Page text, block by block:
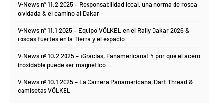
V-News nº 11.2 2025 – Responsabilidad local, una norma de rosca
olvidada & el camino al Dakar
V-News nº 11.1 2025 – Equipo VÖLKEL en el Rally Dakar 2026 &
roscas fuertes en la Tierra y el espacio
V-News nº 10.2 2025 – ¡Gracias, Panamericana! Y por qué el acero
inoxidable puede ser magnético
V-News nº 10.1 2025 – La Carrera Panamericana, Dart Thread &
camisetas VÖLKEL